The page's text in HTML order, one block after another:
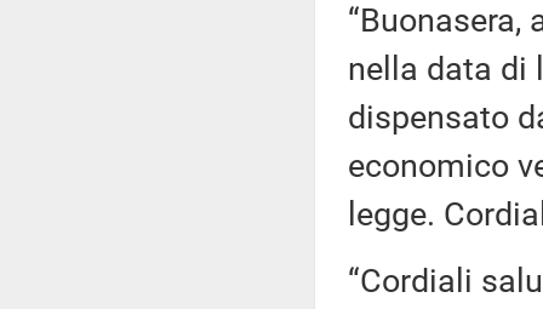
nella data di
dispensato
economico
legge.
“Cordiali